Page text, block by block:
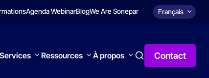
Agenda WebinarBlogWe Are Sonepar Français
Services Ressources À propos Contact